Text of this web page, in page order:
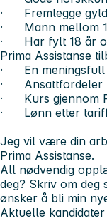
· Fremlegge
· Mann mellom
· Har fylt 18 år
Prima Assistanse
· En meningsfull
· Ansattfordeler
· Kurs gjennom
· Lønn etter
Jeg vil være din
Prima Assistanse.
All nødvendig
deg? Skriv om
ønsker å bli min
Aktuelle